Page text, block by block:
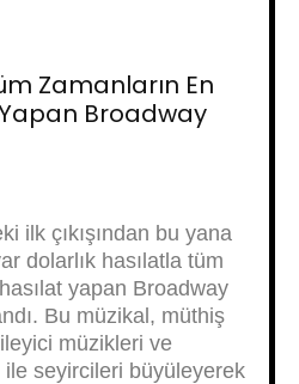
Zamanların En
Broadway
ilk çıkışından bu yana
dolarlık hasılatla tüm
yapan Broadway
Bu müzikal, müthiş
müzikleri ve
seyircileri büyüleyerek